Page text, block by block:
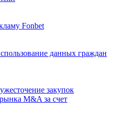
Fonbet
данных граждан
закупок
M&A за счет